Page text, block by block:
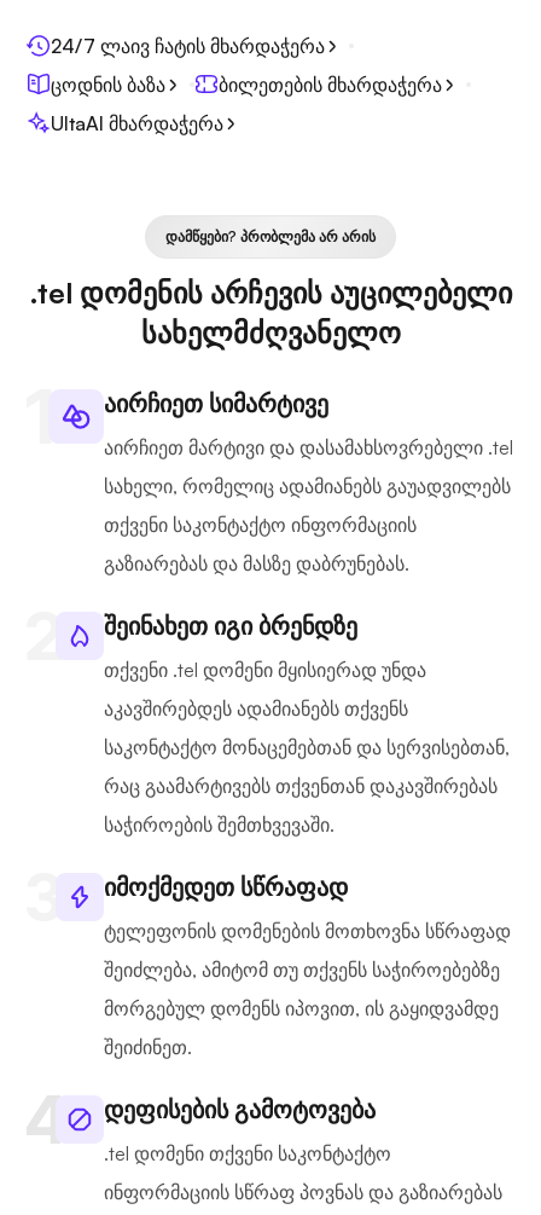
24/7 ლაივ ჩატის მხარდაჭერა
ცოდნის ბაზა
ბილეთების მხარდაჭერა
UltaAI მხარდაჭერა
ᲓᲐᲛᲬᲧᲔᲑᲘ? ᲞᲠᲝᲑᲚᲔᲛᲐ ᲐᲠ ᲐᲠᲘᲡ
.tel დომენის არჩევის აუცილებელი
სახელმძღვანელო
აირჩიეთ სიმარტივე
აირჩიეთ მარტივი და დასამახსოვრებელი .tel
სახელი, რომელიც ადამიანებს გაუადვილებს
თქვენი საკონტაქტო ინფორმაციის
გაზიარებას და მასზე დაბრუნებას.
შეინახეთ იგი ბრენდზე
თქვენი .tel დომენი მყისიერად უნდა
აკავშირებდეს ადამიანებს თქვენს
საკონტაქტო მონაცემებთან და სერვისებთან,
რაც გაამარტივებს თქვენთან დაკავშირებას
საჭიროების შემთხვევაში.
იმოქმედეთ სწრაფად
ტელეფონის დომენების მოთხოვნა სწრაფად
შეიძლება, ამიტომ თუ თქვენს საჭიროებებზე
მორგებულ დომენს იპოვით, ის გაყიდვამდე
შეიძინეთ.
დეფისების გამოტოვება
.tel დომენი თქვენი საკონტაქტო
ინფორმაციის სწრაფ პოვნას და გაზიარებას